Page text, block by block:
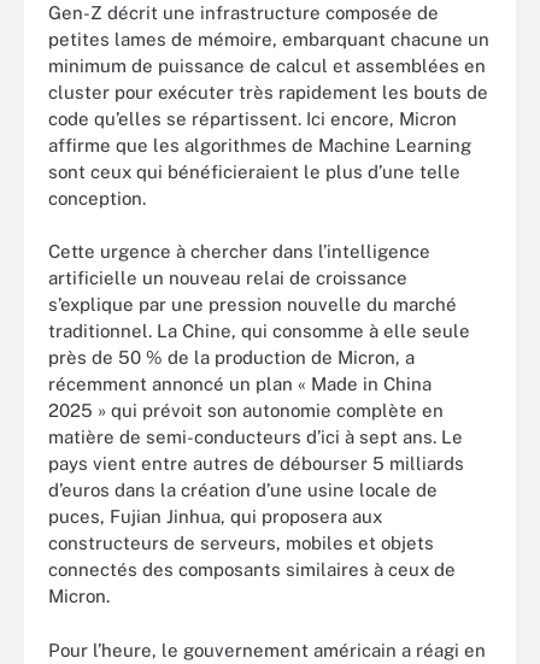
Gen-Z décrit une infrastructure composée de
petites lames de mémoire, embarquant chacune un
minimum de puissance de calcul et assemblées en
cluster pour exécuter très rapidement les bouts de
code qu’elles se répartissent. Ici encore, Micron
affirme que les algorithmes de Machine Learning
sont ceux qui bénéficieraient le plus d’une telle
conception.
Cette urgence à chercher dans l’intelligence
artificielle un nouveau relai de croissance
s’explique par une pression nouvelle du marché
traditionnel. La Chine, qui consomme à elle seule
près de 50 % de la production de Micron, a
récemment annoncé un plan « Made in China
2025 » qui prévoit son autonomie complète en
matière de semi-conducteurs d’ici à sept ans. Le
pays vient entre autres de débourser 5 milliards
d’euros dans la création d’une usine locale de
puces, Fujian Jinhua, qui proposera aux
constructeurs de serveurs, mobiles et objets
connectés des composants similaires à ceux de
Micron.
Pour l’heure, le gouvernement américain a réagi en